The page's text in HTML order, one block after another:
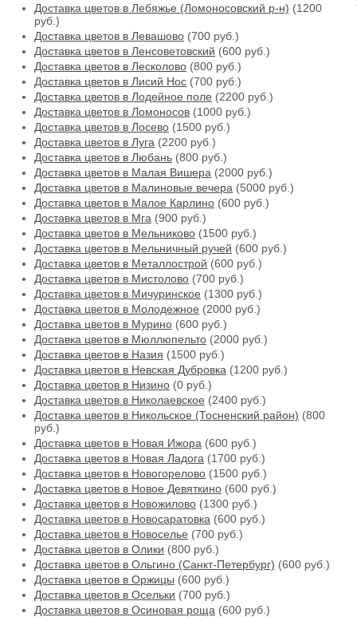
Доставка цветов в Лебяжье (Ломоносовский р-н) (1200
руб.)
Доставка цветов в Левашово (700 руб.)
Доставка цветов в Ленсоветовский (600 руб.)
Доставка цветов в Лесколово (800 руб.)
Доставка цветов в Лисий Нос (700 руб.)
Доставка цветов в Лодейное поле (2200 руб.)
Доставка цветов в Ломоносов (1000 руб.)
Доставка цветов в Лосево (1500 руб.)
Доставка цветов в Луга (2200 руб.)
Доставка цветов в Любань (800 руб.)
Доставка цветов в Малая Вишера (2000 руб.)
Доставка цветов в Малиновые вечера (5000 руб.)
Доставка цветов в Малое Карлино (600 руб.)
Доставка цветов в Мга (900 руб.)
Доставка цветов в Мельниково (1500 руб.)
Доставка цветов в Мельничный ручей (600 руб.)
Доставка цветов в Металлострой (600 руб.)
Доставка цветов в Мистолово (700 руб.)
Доставка цветов в Мичуринское (1300 руб.)
Доставка цветов в Молодежное (2000 руб.)
Доставка цветов в Мурино (600 руб.)
Доставка цветов в Мюллюпельто (2000 руб.)
Доставка цветов в Назия (1500 руб.)
Доставка цветов в Невская Дубровка (1200 руб.)
Доставка цветов в Низино (0 руб.)
Доставка цветов в Николаевское (2400 руб.)
Доставка цветов в Никольское (Тосненский район) (800
руб.)
Доставка цветов в Новая Ижора (600 руб.)
Доставка цветов в Новая Ладога (1700 руб.)
Доставка цветов в Новогорелово (1500 руб.)
Доставка цветов в Новое Девяткино (600 руб.)
Доставка цветов в Новожилово (1300 руб.)
Доставка цветов в Новосаратовка (600 руб.)
Доставка цветов в Новоселье (700 руб.)
Доставка цветов в Олики (800 руб.)
Доставка цветов в Ольгино (Санкт-Петербург) (600 руб.)
Доставка цветов в Оржицы (600 руб.)
Доставка цветов в Осельки (700 руб.)
Доставка цветов в Осиновая роща (600 руб.)